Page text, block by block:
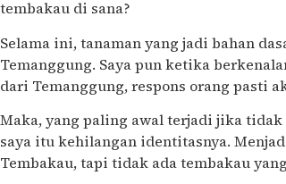
tembakau di sana?
Selama ini, tanaman yang jadi bahan
Temanggung. Saya pun ketika
dari Temanggung, respons orang pasti
Maka, yang paling awal terjadi jika
saya itu kehilangan identitasnya.
Tembakau, tapi tidak ada tembakau